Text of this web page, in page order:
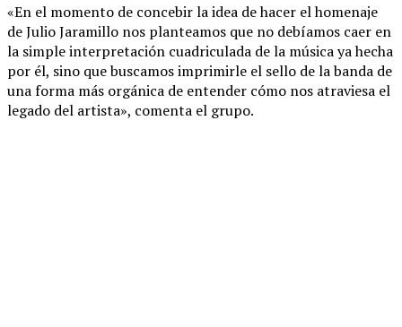
«En el momento de concebir la idea de hacer el homenaje
de Julio Jaramillo nos planteamos que no debíamos caer en
la simple interpretación cuadriculada de la música ya hecha
por él, sino que buscamos imprimirle el sello de la banda de
una forma más orgánica de entender cómo nos atraviesa el
legado del artista», comenta el grupo.